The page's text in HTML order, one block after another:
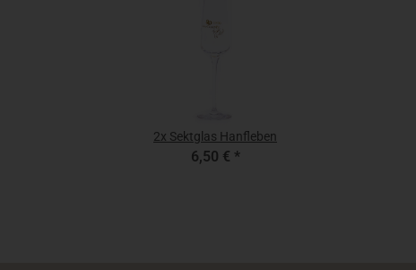
2x Sektglas Hanfleben
6,50 € *